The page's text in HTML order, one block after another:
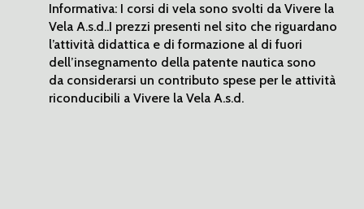
Informativa: I corsi di vela sono svolti da Vivere la
Vela A.s.d..I prezzi presenti nel sito che riguardano
l’attività didattica e di formazione al di fuori
dell’insegnamento della patente nautica sono
da considerarsi un contributo spese per le attività
riconducibili a Vivere la Vela A.s.d.